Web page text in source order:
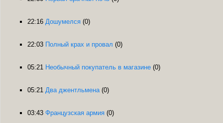
22:16 Дошумелся (0)
22:03 Полный крах и провал (0)
05:21 Необычный покупатель в магазине (0)
05:21 Два джентльмена (0)
03:43 Французская армия (0)